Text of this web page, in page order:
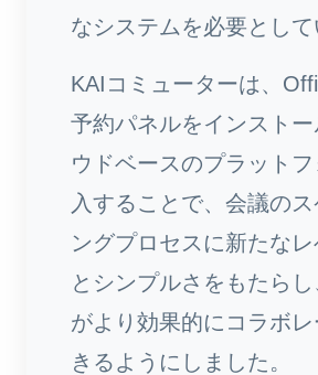
なシステムを必要として
KAIコミューターは、
予約パネルをインストー
ウドベースのプラット
入することで、会議のス
ングプロセスに新たな
とシンプルさをもたら
がより効果的にコラボ
きるようにしました。